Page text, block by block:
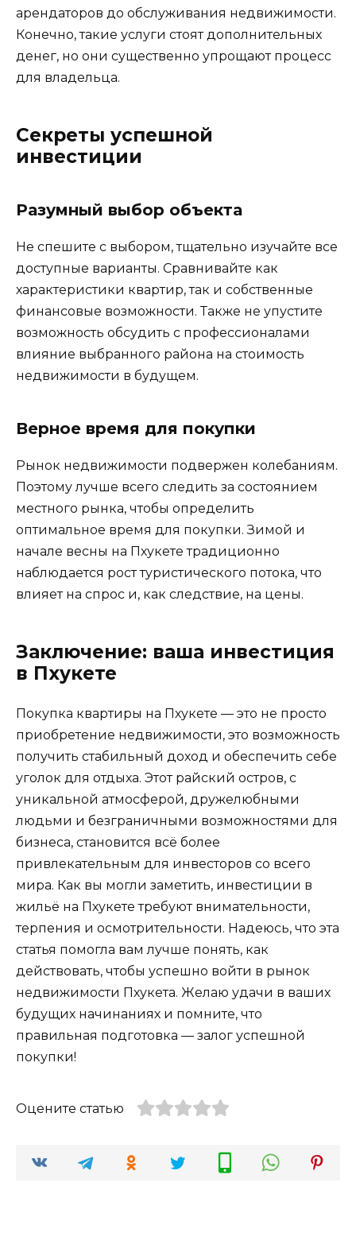
арендаторов до обслуживания недвижимости.
Конечно, такие услуги стоят дополнительных
денег, но они существенно упрощают процесс
для владельца.
Секреты успешной
инвестиции
Разумный выбор объекта
Не спешите с выбором, тщательно изучайте все
доступные варианты. Сравнивайте как
характеристики квартир, так и собственные
финансовые возможности. Также не упустите
возможность обсудить с профессионалами
влияние выбранного района на стоимость
недвижимости в будущем.
Верное время для покупки
Рынок недвижимости подвержен колебаниям.
Поэтому лучше всего следить за состоянием
местного рынка, чтобы определить
оптимальное время для покупки. Зимой и
начале весны на Пхукете традиционно
наблюдается рост туристического потока, что
влияет на спрос и, как следствие, на цены.
Заключение: ваша инвестиция
в Пхукете
Покупка квартиры на Пхукете — это не просто
приобретение недвижимости, это возможность
получить стабильный доход и обеспечить себе
уголок для отдыха. Этот райский остров, с
уникальной атмосферой, дружелюбными
людьми и безграничными возможностями для
бизнеса, становится всё более
привлекательным для инвесторов со всего
мира. Как вы могли заметить, инвестиции в
жильё на Пхукете требуют внимательности,
терпения и осмотрительности. Надеюсь, что эта
статья помогла вам лучше понять, как
действовать, чтобы успешно войти в рынок
недвижимости Пхукета. Желаю удачи в ваших
будущих начинаниях и помните, что
правильная подготовка — залог успешной
покупки!
Оцените статью